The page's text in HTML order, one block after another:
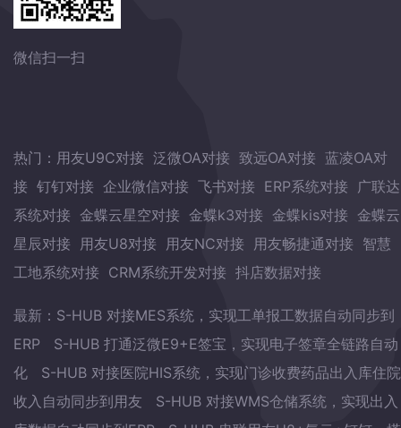
微信扫一扫
热门： 用友U9C对接 泛微OA对接 致远OA对接 蓝凌OA对
接 钉钉对接 企业微信对接 飞书对接 ERP系统对接 广联达
系统对接 金蝶云星空对接 金蝶k3对接 金蝶kis对接 金蝶云
星辰对接 用友U8对接 用友NC对接 用友畅捷通对接 智慧
工地系统对接 CRM系统开发对接 抖店数据对接
最新： S-HUB 对接MES系统，实现工单报工数据自动同步到
ERP
S-HUB 打通泛微E9+E签宝，实现电子签章全链路自动
化
S-HUB 对接医院HIS系统，实现门诊收费药品出入库住院
收入自动同步到用友
S-HUB 对接WMS仓储系统，实现出入